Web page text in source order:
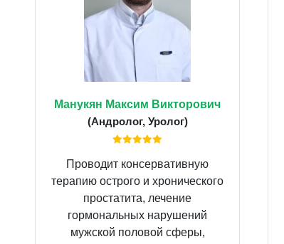
Манукян Максим Викторович
(Андролог, Уролог)
Проводит консервативную
терапию острого и хронического
простатита, лечение
гормональных нарушений
мужской половой сферы,